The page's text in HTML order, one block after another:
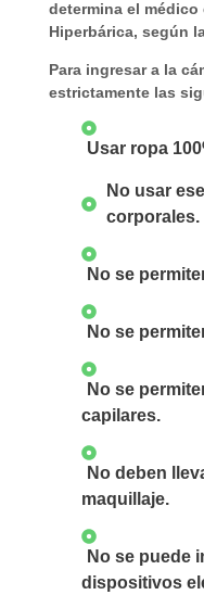
determina el
Hiperbárica, según
Para ingresar a la
estrictamente las
Usar ropa
No usar
corporales.
No se
No se
No se
capilares.
No deben
maquillaje.
No se puede
dispositivos